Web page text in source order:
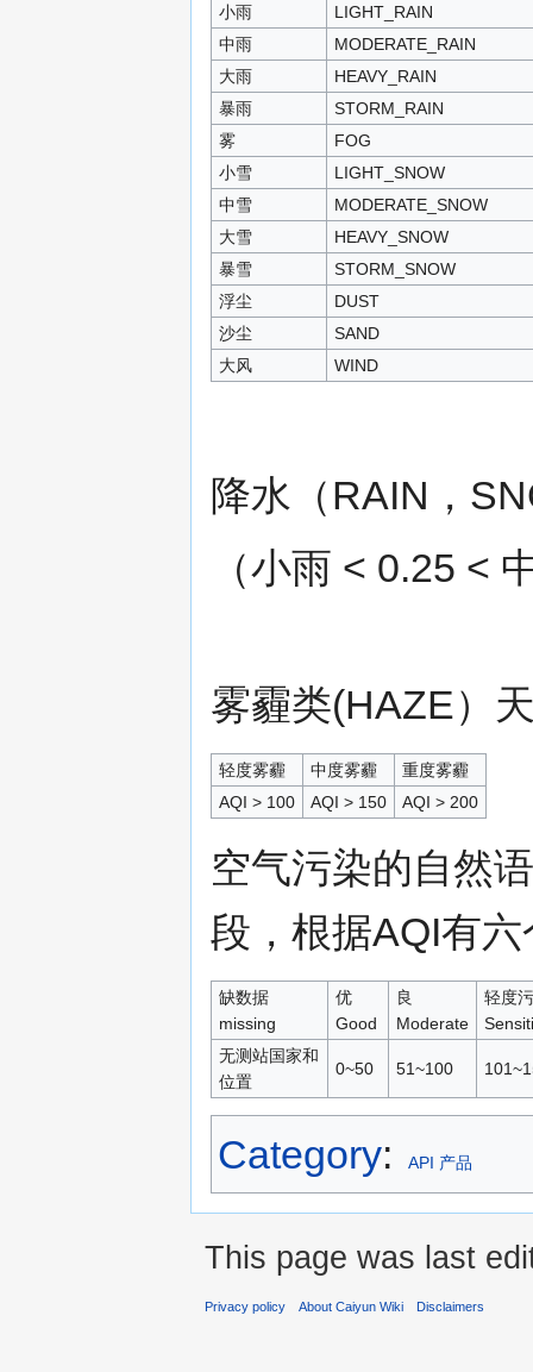
小雨
LIGHT_RAIN
中雨
MODERATE_RAIN
大雨
HEAVY_RAIN
暴雨
STORM_RAIN
雾
FOG
小雪
LIGHT_SNOW
中雪
MODERATE_SNOW
大雪
HEAVY_SNOW
暴雪
STORM_SNOW
浮尘
DUST
沙尘
SAND
大风
WIND
降水（RAIN，
（小雨 < 0.25 <
雾霾类(HAZE）
轻度雾霾 中度雾霾
重度雾霾
AQI > 100
AQI > 150 AQI > 200
空气污染的自然
段，根据AQI有
缺数据
missing
优
Good
良
Moderate
轻度
无测站国家和
位置
0~50 51~100
Category: API 产品
This page was last
Privacy policy About Caiyun Wiki Disclaimers